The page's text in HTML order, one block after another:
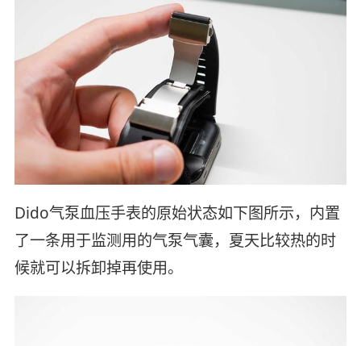
Dido气泵血压手表的原始状态如下图所示，内置
了一条用于监测用的气泵气囊，夏天比较热的时
候就可以拆卸掉再使用。